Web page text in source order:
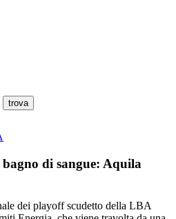
di sangue: Aquila
dei playoff scudetto della LBA